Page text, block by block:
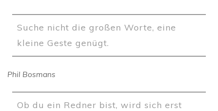
Suche nicht die großen Worte, eine
kleine Geste genügt.
Phil Bosmans
Ob du ein Redner bist, wird sich erst